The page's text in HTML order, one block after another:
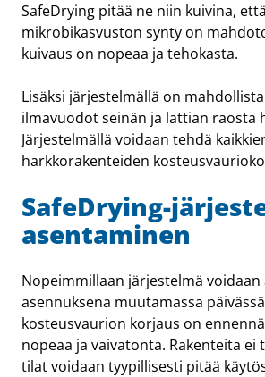
SafeDrying pitää ne niin kuivina, että
mikrobikasvuston synty on
kuivaus on nopeaa ja tehokasta.
Lisäksi järjestelmällä on
ilmavuodot seinän ja lattian raosta
Järjestelmällä voidaan tehdä
harkkorakenteiden
SafeDrying-
asentaminen
Nopeimmillaan järjestelmä
asennuksena muutamassa
kosteusvaurion korjaus on
nopeaa ja vaivatonta. Rakenteita ei
tilat voidaan tyypillisesti pitää